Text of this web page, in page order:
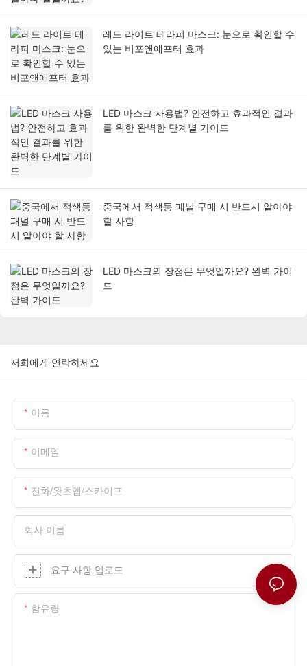
레드 라이트 테라피 마스크: 눈으로 확인할 수
있는 비포앤애프터 효과
LED 마스크 사용법? 안전하고 효과적인 결과
를 위한 완벽한 단계별 가이드
중국에서 적색등 패널 구매 시 반드시 알아야
할 사항
LED 마스크의 장점은 무엇일까요? 완벽 가이
드
저희에게 연락하세요
이름
이메일
전화/왓츠앱/스카이프
회사 이름
요구 사항 업로드
함유량